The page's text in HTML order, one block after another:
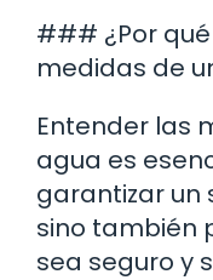
### ¿Por
medidas de
Entender las
agua es
garantizar un
sino también
sea seguro y